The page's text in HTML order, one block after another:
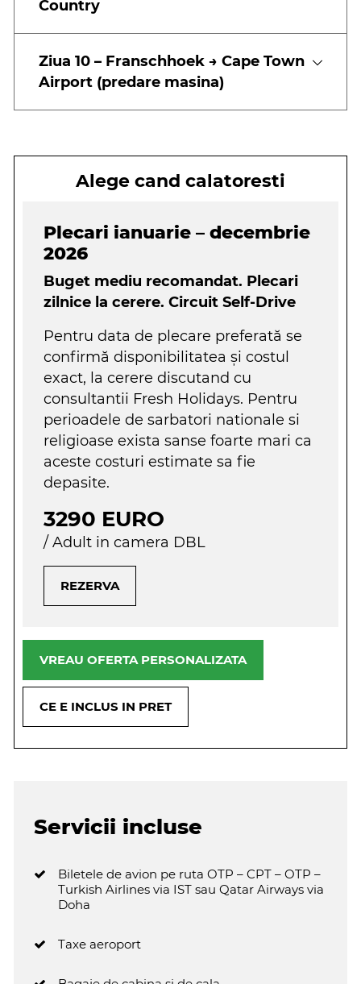
Country
Ziua 10 – Franschhoek → Cape Town
Airport (predare masina)
Alege cand calatoresti
Plecari ianuarie – decembrie
2026
Buget mediu recomandat. Plecari
zilnice la cerere. Circuit Self-Drive
Pentru data de plecare preferată se
confirmă disponibilitatea şi costul
exact, la cerere discutand cu
consultantii Fresh Holidays. Pentru
perioadele de sarbatori nationale si
religioase exista sanse foarte mari ca
aceste costuri estimate sa fie
depasite.
3290 EURO
/ Adult in camera DBL
REZERVA
VREAU OFERTA PERSONALIZATA
CE E INCLUS IN PRET
Servicii incluse
Biletele de avion pe ruta OTP – CPT – OTP –
Turkish Airlines via IST sau Qatar Airways via
Doha
Taxe aeroport